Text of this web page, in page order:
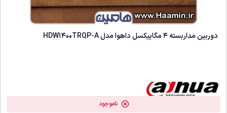
دوربین مداربسته 4 مگاپیکسل داهوا مدل HDW1400TRQP-A
ناموجود